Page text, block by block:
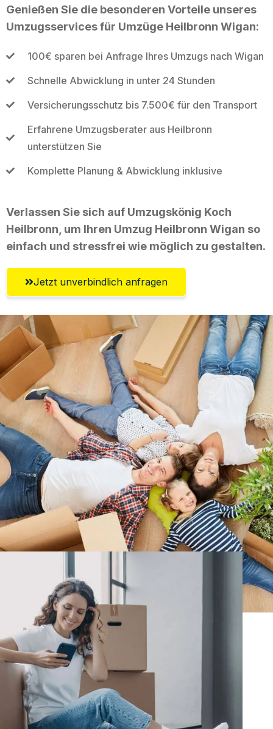
Genießen Sie die besonderen Vorteile unseres
Umzugsservices für Umzüge Heilbronn Wigan:
100€ sparen bei Anfrage Ihres Umzugs nach Wigan
Schnelle Abwicklung in unter 24 Stunden
Versicherungsschutz bis 7.500€ für den Transport
Erfahrene Umzugsberater aus Heilbronn
unterstützen Sie
Komplette Planung & Abwicklung inklusive
Verlassen Sie sich auf Umzugskönig Koch
Heilbronn, um Ihren Umzug Heilbronn Wigan so
einfach und stressfrei wie möglich zu gestalten.
Jetzt unverbindlich anfragen